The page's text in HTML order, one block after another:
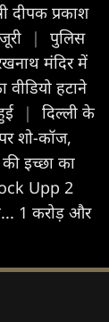
दीपक प्रकाश
|
पुलिस
मंदिर में
वीडियो हटाने
|
दिल्ली के
शो-कॉज,
की इच्छा का
Upp 2
1 करोड़ और